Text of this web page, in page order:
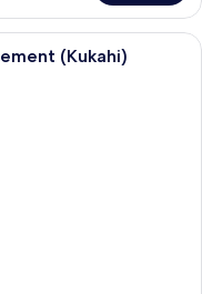
2 grands lits, vue
(Kukahi)